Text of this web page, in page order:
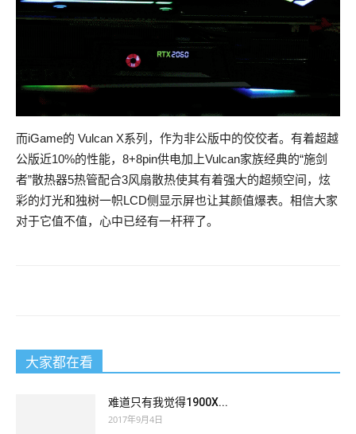
而iGame的 Vulcan X系列，作为非公版中的佼佼者。有着超越
公版近10%的性能，8+8pin供电加上Vulcan家族经典的“施剑
者”散热器5热管配合3风扇散热使其有着强大的超频空间，炫
彩的灯光和独树一帜LCD侧显示屏也让其颜值爆表。相信大家
对于它值不值，心中已经有一杆秤了。
大家都在看
难道只有我觉得1900X...
2017年9月4日